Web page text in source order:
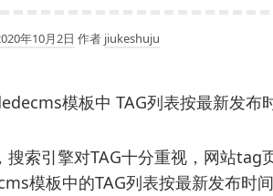
年10月2日 作者 jiukeshuju
模板中 TAG列表按最新发布
搜索引擎对TAG十分重视，网站
模板中的TAG列表按最新发布时